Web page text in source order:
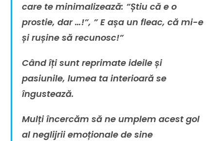
care te minimalizează: ”Știu că e o
prostie, dar …!”, ” E așa un fleac, că mi-e
și rușine să recunosc!”
Când îți sunt reprimate ideile și
pasiunile, lumea ta interioară se
îngustează.
Mulți încercăm să ne umplem acest gol
al neglijrii emoționale de sine